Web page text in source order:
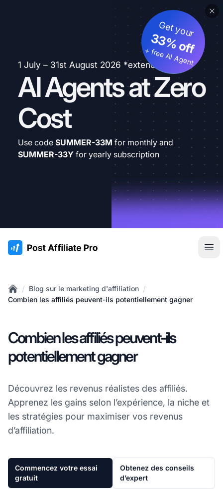
1 July – 31st August 2026 *extended
AI Agents at Zero
Cost
Get your
33% off
+ free AI Agent
Use code SUMMER-33M for monthly and
SUMMER-33Y for yearly subscription
:site.title
Home
/ Blog sur le marketing d'affiliation /
Combien les affiliés peuvent-ils potentiellement gagner
Combien les affiliés peuvent-ils
potentiellement gagner
Découvrez les revenus réalistes des affiliés.
Apprenez les gains selon l’expérience, la niche et
les stratégies pour maximiser vos revenus
d’affiliation.
Commencez votre essai
gratuit
Obtenez des conseils
d’expert